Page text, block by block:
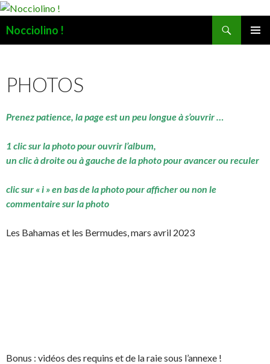
Nocciolino !
PHOTOS
Prenez patience, la page est un peu longue à s’ouvrir …
1 clic sur la photo pour ouvrir l’album,
un clic à droite ou à gauche de la photo pour avancer ou reculer
clic sur « i » en bas de la photo pour afficher ou non le
commentaire sur la photo
Les Bahamas et les Bermudes, mars avril 2023
Bonus : vidéos des requins et de la raie sous l’annexe !